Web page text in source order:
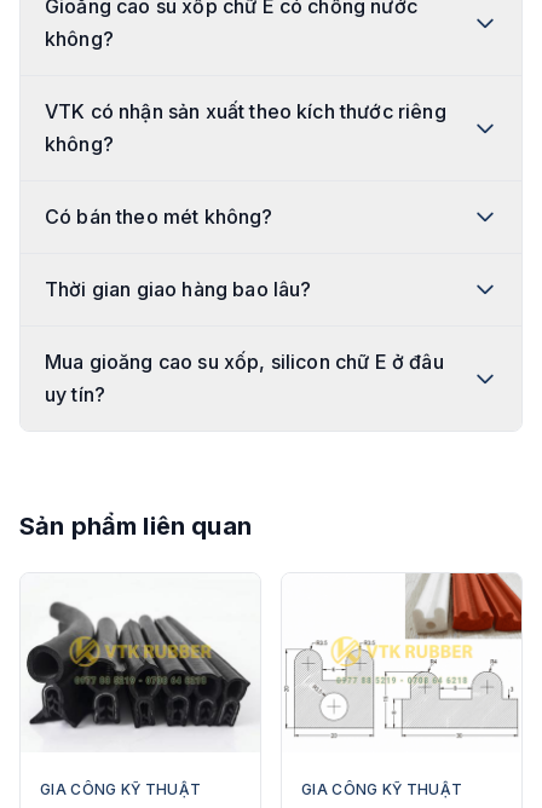
Gioăng cao su xốp chữ E có chống nước
không?
VTK có nhận sản xuất theo kích thước riêng
không?
Có bán theo mét không?
Thời gian giao hàng bao lâu?
Mua gioăng cao su xốp, silicon chữ E ở đâu
uy tín?
Sản phẩm liên quan
GIA CÔNG KỸ THUẬT GIA CÔNG KỸ THUẬT